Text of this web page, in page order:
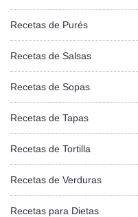
Recetas de Purés
Recetas de Salsas
Recetas de Sopas
Recetas de Tapas
Recetas de Tortilla
Recetas de Verduras
Recetas para Dietas